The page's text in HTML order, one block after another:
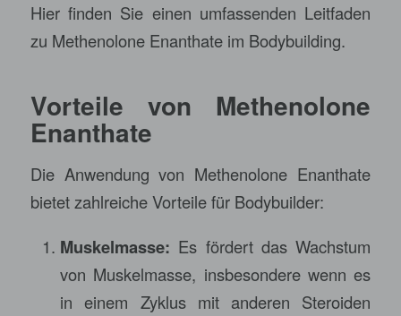
Hier finden Sie einen umfassenden Leitfaden
zu Methenolone Enanthate im Bodybuilding.
Vorteile von Methenolone
Enanthate
Die Anwendung von Methenolone Enanthate
bietet zahlreiche Vorteile für Bodybuilder:
Muskelmasse: Es fördert das Wachstum
von Muskelmasse, insbesondere wenn es
in einem Zyklus mit anderen Steroiden